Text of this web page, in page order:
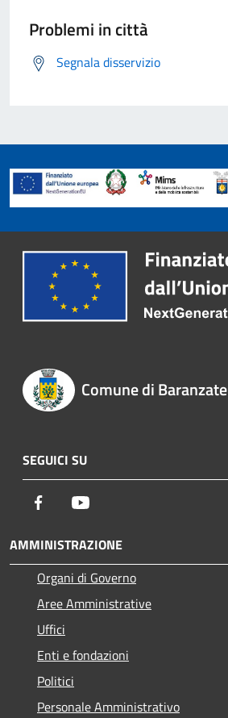
Problemi in città
Segnala disservizio
Comune di Baranzate
SEGUICI SU
Facebook
AMMINISTRAZIONE
Organi di Governo
Aree Amministrative
Uffici
Enti e fondazioni
Politici
Personale Amministrativo